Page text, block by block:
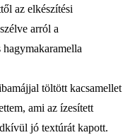
az elkészítési
arról a
töltött kacsamellet
ami az ízesített
jó textúrát kapott.